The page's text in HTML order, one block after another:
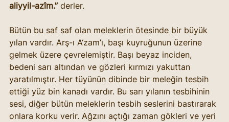
aliyyil-azîm.” derler.
Bütün bu saf saf olan meleklerin ötesinde bir büyük
yılan vardır. Arş-ı A‘zam’ı, başı kuyruğunun üzerine
gelmek üzere çevrelemiştir. Başı beyaz inciden,
bedeni sarı altından ve gözleri kırmızı yakuttan
yaratılmıştır. Her tüyünün dibinde bir meleğin tesbih
ettiği yüz bin kanadı vardır. Bu sarı yılanın tesbihinin
sesi, diğer bütün meleklerin tesbih seslerini bastırarak
onlara korku verir. Ağzını açtığı zaman gökleri ve yeri